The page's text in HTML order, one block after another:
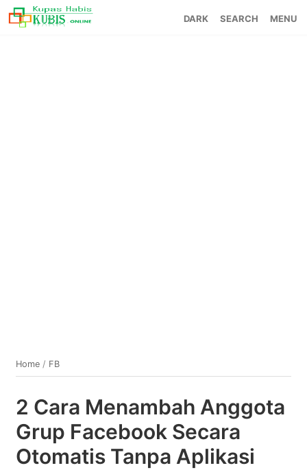
SEARCH MENU
Home / FB
2 Cara Menambah Anggota
Grup Facebook Secara
Otomatis Tanpa Aplikasi